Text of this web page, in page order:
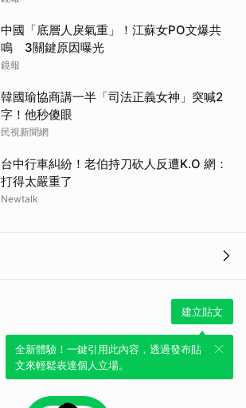
中國「底層人戾氣重」！江蘇女PO文爆共
鳴 3關鍵原因曝光
鏡報
韓國瑜協商講一半「司法正義女神」突喊2
字！他秒傻眼
民視新聞網
台中行車糾紛！老伯持刀砍人反遭K.O 網：
打得太嚴重了
Newtalk
建立貼文
全新體驗！一鍵引用此內容，透過發布貼
文來輕鬆表達個人立場。